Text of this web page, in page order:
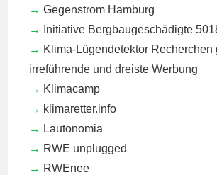
Gegenstrom Hamburg
Initiative Bergbaugeschädigte
Klima-Lügendetektor Recherchen
irreführende und dreiste Werbung
Klimacamp
klimaretter.info
Lautonomia
RWE unplugged
RWEnee